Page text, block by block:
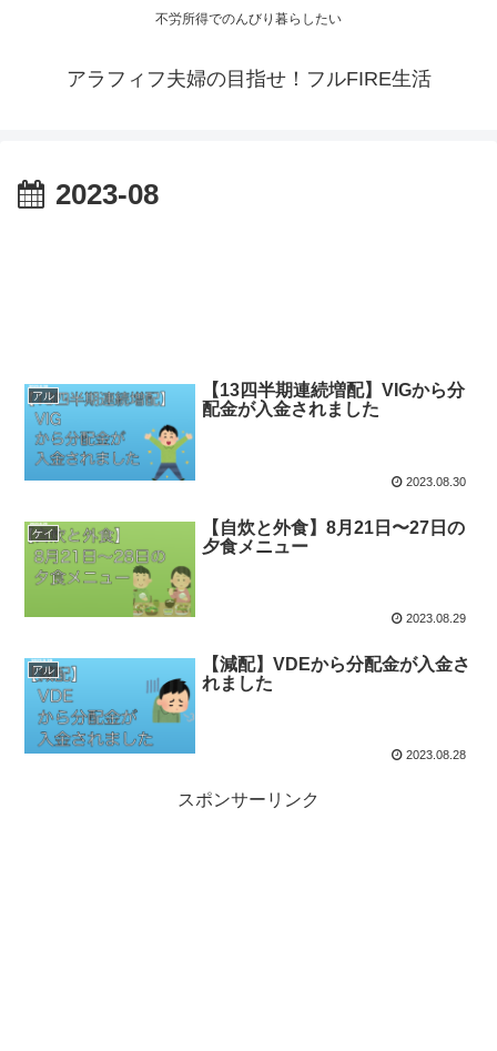
不労所得でのんびり暮らしたい
アラフィフ夫婦の目指せ！フルFIRE生活
2023-08
アル
【13四半期連続増配】VIGから分
配金が入金されました
2023.08.30
ケイ
【自炊と外食】8月21日〜27日の
夕食メニュー
2023.08.29
アル
【減配】VDEから分配金が入金さ
れました
2023.08.28
スポンサーリンク